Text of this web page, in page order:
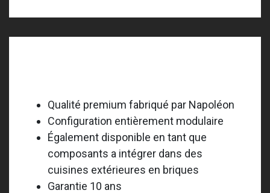
Qualité premium fabriqué par Napoléon
Configuration entièrement modulaire
Également disponible en tant que
composants a intégrer dans des
cuisines extérieures en briques
Garantie 10 ans